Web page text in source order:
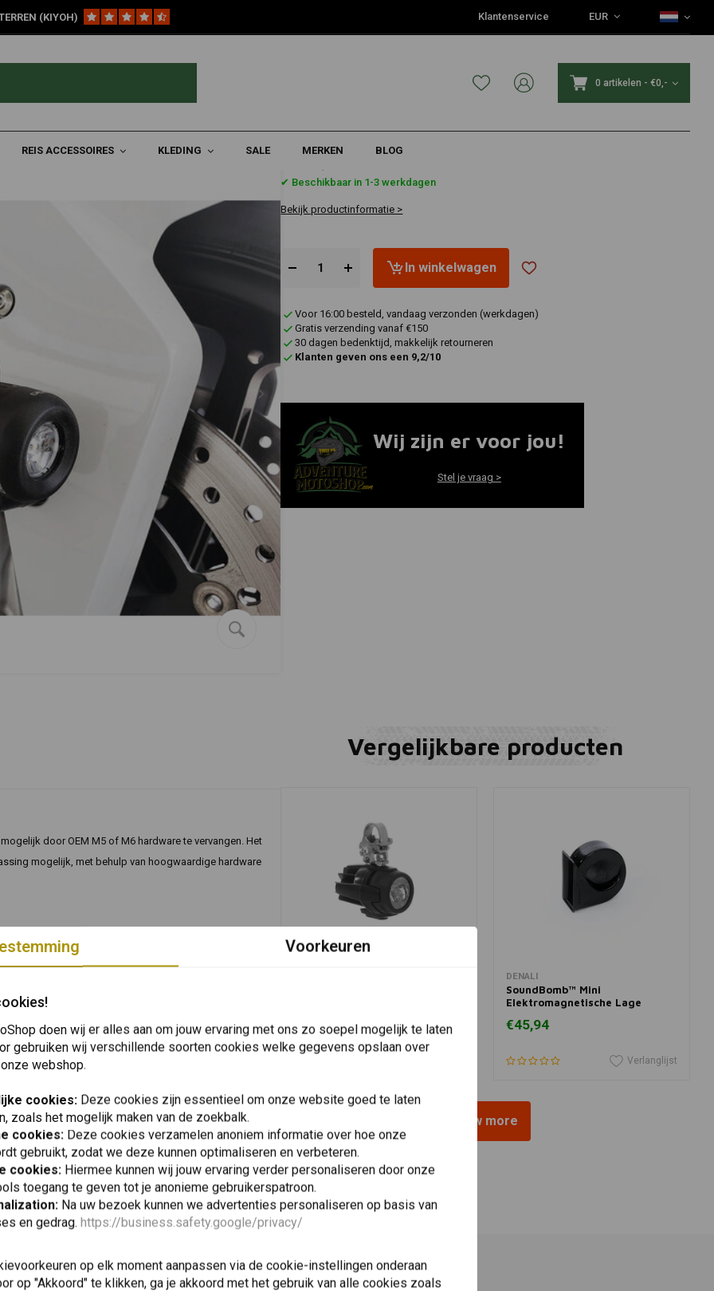
(KIYOH) Klantenservice EUR
0 artikelen - €0,-
REIS ACCESSOIRES KLEDING SALE MERKEN BLOG
Bevestiging Voor Rijverlichting | Spatbord | M5 & M6 Bouten
M5 & M6 Bouten
€65,79
✔ Beschikbaar in 1-3 werkdagen
Bekijk productinformatie >
In winkelwagen
Voor 16:00 besteld, vandaag verzonden (werkdagen)
Gratis verzending vanaf €150
30 dagen bedenktijd, makkelijk retourneren
Klanten geven ons een 9,2/10
Wij zijn er voor jou!
Stel je vraag >
door OEM M5 of M6 hardware te vervangen. Het
mogelijk, met behulp van hoogwaardige hardware
Plaats ook een review
Vergelijkbare producten
€52,36
DENALI
SoundBomb™ Mini
Elektromagnetische Lage
€45,94
Verlanglijst
View more
Vergelijkbare producten
Voorkeuren
doen wij er alles aan om jouw ervaring met ons zo soepel mogelijk te laten
gebruiken wij verschillende soorten cookies welke gegevens opslaan over
webshop.
cookies: Deze cookies zijn essentieel om onze website goed te laten
zoals het mogelijk maken van de zoekbalk.
cookies: Deze cookies verzamelen anoniem informatie over hoe onze
gebruikt, zodat we deze kunnen optimaliseren en verbeteren.
cookies: Hiermee kunnen wij jouw ervaring verder personaliseren door onze
toegang te geven tot je anonieme gebruikerspatroon.
Na uw bezoek kunnen we advertenties personaliseren op basis van
en gedrag. https://business.safety.google/privacy/
op elk moment aanpassen via de cookie-instellingen onderaan
op "Akkoord" te klikken, ga je akkoord met het gebruik van alle cookies zoals